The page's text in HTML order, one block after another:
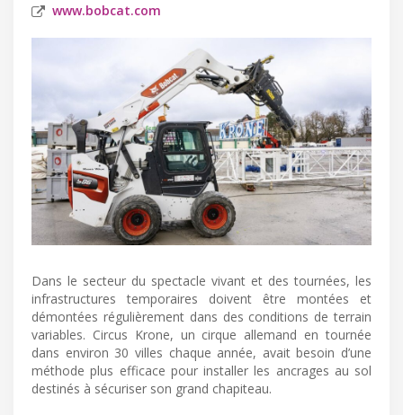
www.bobcat.com
Dans le secteur du spectacle vivant et des tournées, les
infrastructures temporaires doivent être montées et
démontées régulièrement dans des conditions de terrain
variables. Circus Krone, un cirque allemand en tournée
dans environ 30 villes chaque année, avait besoin d’une
méthode plus efficace pour installer les ancrages au sol
destinés à sécuriser son grand chapiteau.